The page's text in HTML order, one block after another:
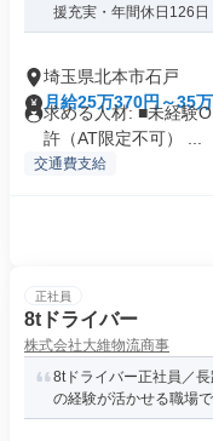
援充実・年間休日126日
埼玉県北本市石戸
月給25万370円～35
求める人材: ■未経験
許（AT限定不可） ...
交通費支給
正社員
8tドライバー
株式会社大維物流商事
8tドライバー正社員／
の経験が活かせる職場